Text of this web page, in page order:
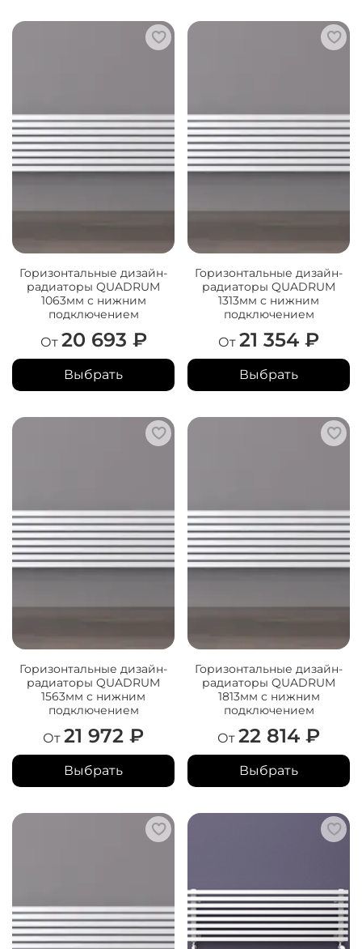
Горизонтальные дизайн-
радиаторы QUADRUM
1063мм с нижним
подключением
От 20 693 ₽
Выбрать
Горизонтальные дизайн-
радиаторы QUADRUM
1313мм с нижним
подключением
От 21 354 ₽
Выбрать
Горизонтальные дизайн-
радиаторы QUADRUM
1563мм с нижним
подключением
От 21 972 ₽
Выбрать
Горизонтальные дизайн-
радиаторы QUADRUM
1813мм с нижним
подключением
От 22 814 ₽
Выбрать